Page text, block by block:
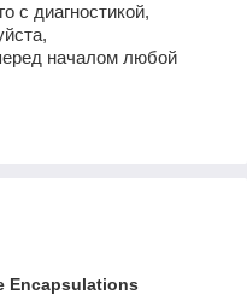
с диагностикой,
началом любой
Encapsulations